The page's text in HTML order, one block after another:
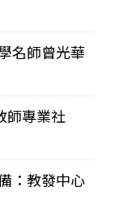
名師曾光華
師專業社
：教發中心